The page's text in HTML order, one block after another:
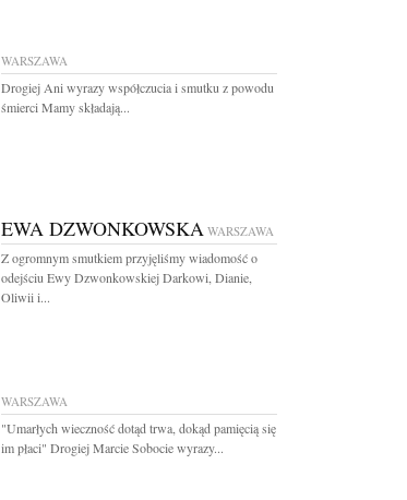
WARSZAWA
Drogiej Ani wyrazy współczucia i smutku z powodu
śmierci Mamy składają...
EWA DZWONKOWSKA WARSZAWA
Z ogromnym smutkiem przyjęliśmy wiadomość o
odejściu Ewy Dzwonkowskiej Darkowi, Dianie,
Oliwii i...
WARSZAWA
"Umarłych wieczność dotąd trwa, dokąd pamięcią się
im płaci" Drogiej Marcie Sobocie wyrazy...